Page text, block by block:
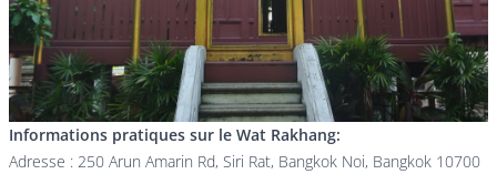
Informations pratiques sur le Wat Rakhang:
Adresse : 250 Arun Amarin Rd, Siri Rat, Bangkok Noi, Bangkok 10700